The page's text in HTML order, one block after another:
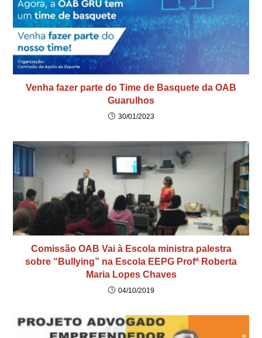
Venha fazer parte do Time de Basquete da OAB
Guarulhos
30/01/2023
Comissão OAB Vai à Escola ministra palestra
sobre “Bullying” na Escola EEPG Profª Roberta
Maria Lopes Chaves
04/10/2019